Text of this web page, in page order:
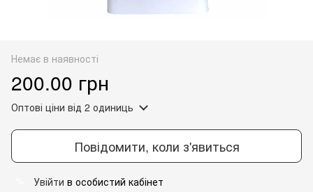
Немає в наявності
200.00 грн
Оптові ціни від 2 одиниць
Повідомити, коли з'явиться
Увійти в особистий кабінет